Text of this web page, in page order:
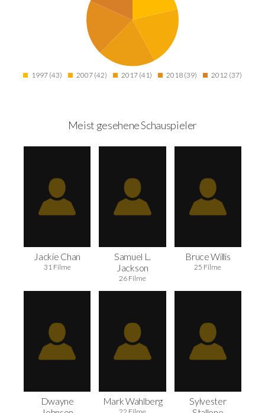
1997 (43) 2007 (42) 2017 (41) 2018 (39) 2012 (37)
Meist gesehene Schauspieler
Jackie Chan
31 Filme
Samuel L.
Jackson
26 Filme
Bruce Willis
25 Filme
Dwayne
Mark Wahlberg
Sylvester